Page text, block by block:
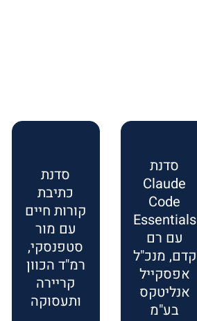
סדנת
Claude
Code
Essentials
עם רם
קדם, מנכ"ל
אפסקייל
אנליטקס
בע"מ
סדנת
כתיבת
קורות חיים
עם מור
סטפנסקי,
רמ"ד הכוון
קריירה
ותעסוקה